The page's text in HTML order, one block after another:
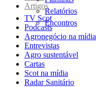
Relatórios
Encontros
Artigos
TV Scot
Podcasts
Agronegócio na mídia
Entrevistas
Agro sustentável
Cartas
Scot na mídia
Radar Sanitário